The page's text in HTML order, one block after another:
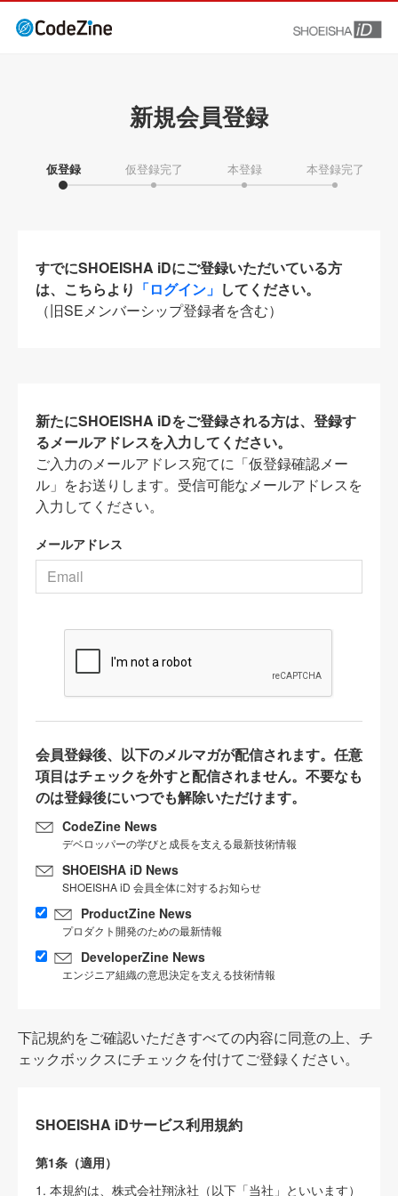
新規会員登録
仮登録 仮登録完了 本登録 本登録完了
すでにSHOEISHA iDにご登録いただいている方
は、こちらより 「ログイン」 してください。
（旧SEメンバーシップ登録者を含む）
新たにSHOEISHA iDをご登録される方は、登録す
るメールアドレスを入力してください。
ご入力のメールアドレス宛てに「仮登録確認メー
ル」をお送りします。受信可能なメールアドレスを
入力してください。
メールアドレス
会員登録後、以下のメルマガが配信されます。任意
項目はチェックを外すと配信されません。不要なも
のは登録後にいつでも解除いただけます。
CodeZine News
デベロッパーの学びと成長を支える最新技術情報
SHOEISHA iD News
SHOEISHA iD 会員全体に対するお知らせ
ProductZine News
プロダクト開発のための最新情報
DeveloperZine News
エンジニア組織の意思決定を支える技術情報
下記規約をご確認いただきすべての内容に同意の上、チ
ェックボックスにチェックを付けてご登録ください。
SHOEISHA iDサービス利用規約
第1条（適用）
1. 本規約は、株式会社翔泳社（以下「当社」といいます）